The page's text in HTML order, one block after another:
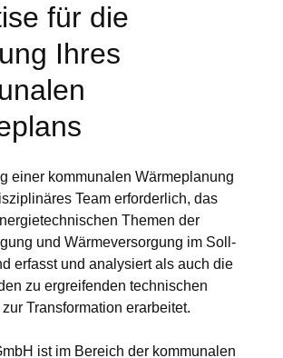
für die
Ihres
einer kommunalen Wärmeplanung
Team erforderlich, das
Themen der
und Wärmeversorgung im Soll-
erfasst und analysiert als auch die
zu ergreifenden technischen
Transformation erarbeitet.
ist im Bereich der kommunalen